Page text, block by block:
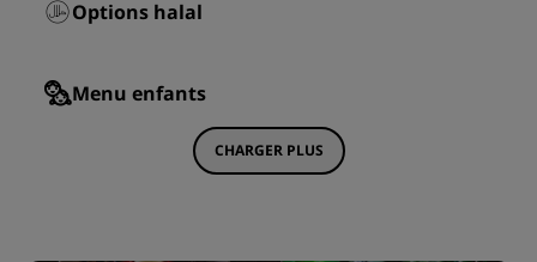
Options halal
Menu enfants
CHARGER PLUS